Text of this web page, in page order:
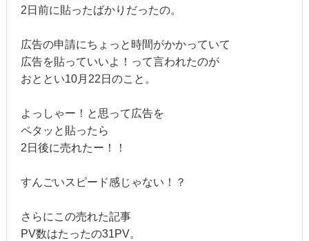
2日前に貼ったばかりだったの。
広告の申請にちょっと時間がかかっていて
広告を貼っていいよ！って言われたのが
おととい10月22日のこと。
よっしゃー！と思って広告を
ペタッと貼ったら
2日後に売れたー！！
すんごいスピード感じゃない！？
さらにこの売れた記事
PV数はたったの31PV。